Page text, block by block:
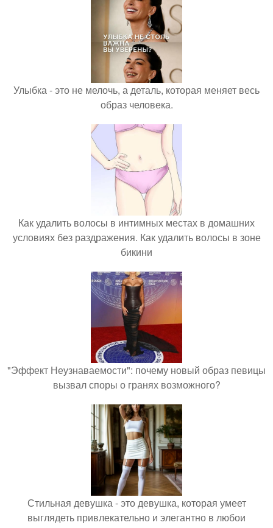
Улыбка - это не мелочь, а деталь, которая меняет весь
образ человека.
Как удалить волосы в интимных местах в домашних
условиях без раздражения. Как удалить волосы в зоне
бикини
"Эффект Неузнаваемости": почему новый образ певицы
вызвал споры о гранях возможного?
Стильная девушка - это девушка, которая умеет
выглядеть привлекательно и элегантно в любои